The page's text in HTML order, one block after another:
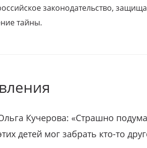
законодательство,
тайны.
Кучерова: «Страшно
детей мог забрать кто-то